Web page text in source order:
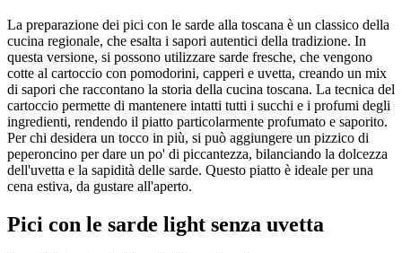
La preparazione dei pici con le sarde alla toscana è un classico della
cucina regionale, che esalta i sapori autentici della tradizione. In
questa versione, si possono utilizzare sarde fresche, che vengono
cotte al cartoccio con pomodorini, capperi e uvetta, creando un mix
di sapori che raccontano la storia della cucina toscana. La tecnica del
cartoccio permette di mantenere intatti tutti i succhi e i profumi degli
ingredienti, rendendo il piatto particolarmente profumato e saporito.
Per chi desidera un tocco in più, si può aggiungere un pizzico di
peperoncino per dare un po' di piccantezza, bilanciando la dolcezza
dell'uvetta e la sapidità delle sarde. Questo piatto è ideale per una
cena estiva, da gustare all'aperto.
Pici con le sarde light senza uvetta